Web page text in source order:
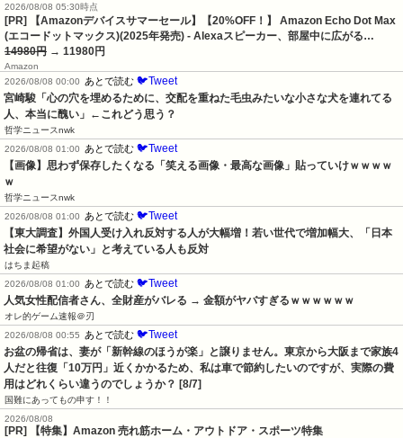
2026/08/08 05:30時点
[PR] 【Amazonデバイスサマーセール】【20%OFF！】 Amazon Echo Dot Max
(エコードットマックス)(2025年発売) - Alexaスピーカー、部屋中に広がる…
14980円 → 11980円
Amazon
2026/08/08 00:00
あとで読む 🐦Tweet
宮崎駿「心の穴を埋めるために、交配を重ねた毛虫みたいな小さな犬を連れてる
人、本当に醜い」←これどう思う？
哲学ニュースnwk
2026/08/08 01:00
あとで読む 🐦Tweet
【画像】思わず保存したくなる「笑える画像・最高な画像」貼っていけｗｗｗｗ
ｗ
哲学ニュースnwk
2026/08/08 01:00
あとで読む 🐦Tweet
【東大調査】外国人受け入れ反対する人が大幅増！若い世代で増加幅大、「日本
社会に希望がない」と考えている人も反対
はちま起稿
2026/08/08 01:00
あとで読む 🐦Tweet
人気女性配信者さん、全財産がバレる → 金額がヤバすぎるｗｗｗｗｗｗ
オレ的ゲーム速報＠刃
2026/08/08 00:55
あとで読む 🐦Tweet
お盆の帰省は、妻が「新幹線のほうが楽」と譲りません。東京から大阪まで家族4
人だと往復「10万円」近くかかるため、私は車で節約したいのですが、実際の費
用はどれくらい違うのでしょうか？ [8/7]
国難にあってもの申す！！
2026/08/08
[PR] 【特集】Amazon 売れ筋ホーム・アウトドア・スポーツ特集